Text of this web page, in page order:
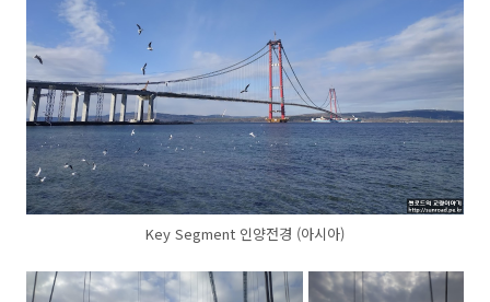
Key Segment 인양전경 (아시아)